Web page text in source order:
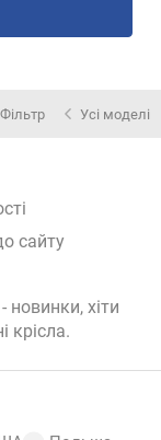
Фільтр Усі моделі
сайту
новинки, хіти
крісла.